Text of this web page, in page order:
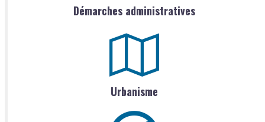
Démarches administratives
Urbanisme